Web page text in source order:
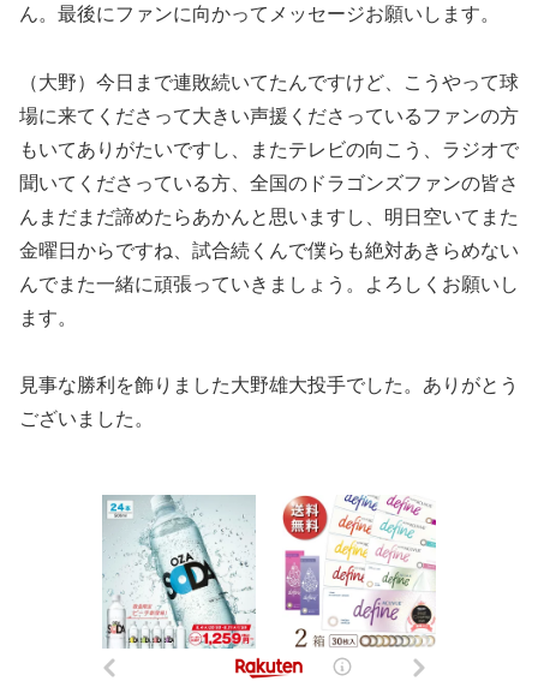
ん。最後にファンに向かってメッセージお願いします。
（大野）今日まで連敗続いてたんですけど、こうやって球
場に来てくださって大きい声援くださっているファンの方
もいてありがたいですし、またテレビの向こう、ラジオで
聞いてくださっている方、全国のドラゴンズファンの皆さ
んまだまだ諦めたらあかんと思いますし、明日空いてまた
金曜日からですね、試合続くんで僕らも絶対あきらめない
んでまた一緒に頑張っていきましょう。よろしくお願いし
ます。
見事な勝利を飾りました大野雄大投手でした。ありがとう
ございました。